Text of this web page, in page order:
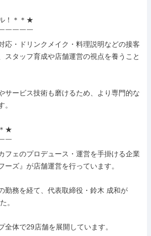
！＊＊★
￣￣￣￣
応・ドリンクメイク・料理説明などの接客
スタッフ育成や店舗運営の視点を養うこと
サービス技術も磨けるため、より専門的な
。
★
￣
フェのプロデュース・運営を手掛ける企業
ーズ』が店舗運営を行っています。
勤務を経て、代表取締役・鈴木 成和が
。
全体で29店舗を展開しています。